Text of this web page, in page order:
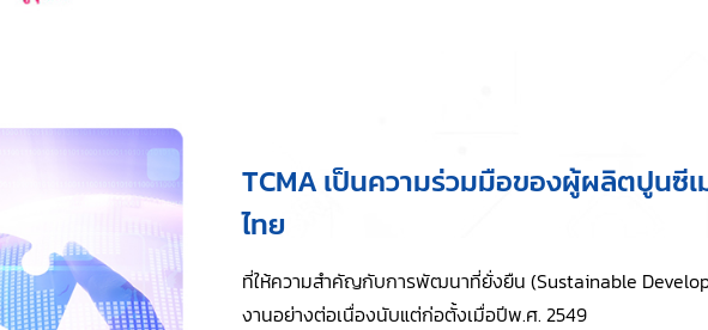
TCMA เป็นความร่วมมือของผู้ผลิตปูนซี
ไทย
ที่ให้ความสำคัญกับการพัฒนาที่ยั่งยืน (Sustainable
งานอย่างต่อเนื่องนับแต่ก่อตั้งเมื่อปีพ.ศ. 2549